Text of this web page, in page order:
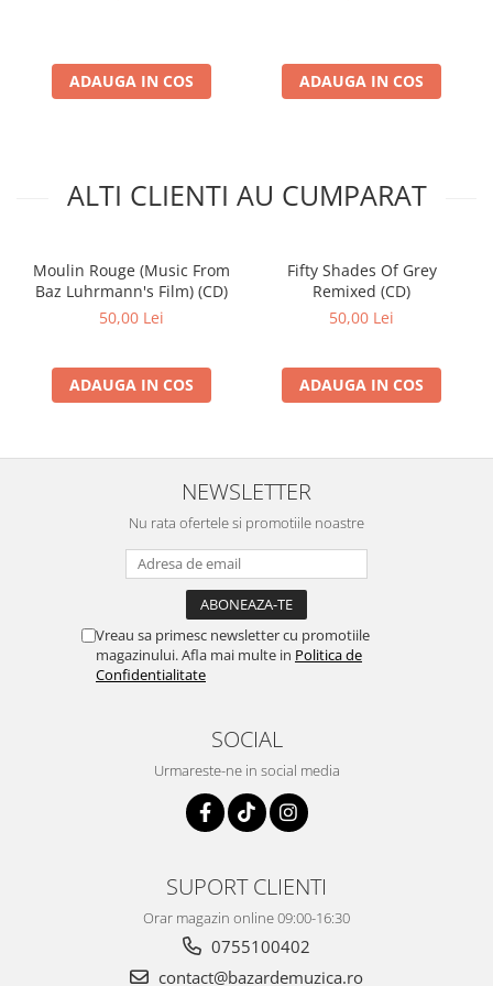
ADAUGA IN COS ADAUGA IN COS
ALTI CLIENTI AU CUMPARAT
Moulin Rouge (Music From
Baz Luhrmann's Film) (CD)
50,00 Lei
ADAUGA IN COS
Fifty Shades Of Grey
Remixed (CD)
50,00 Lei
ADAUGA IN COS
NEWSLETTER
Nu rata ofertele si promotiile noastre
Vreau sa primesc newsletter cu promotiile
magazinului. Afla mai multe in Politica de
Confidentialitate
SOCIAL
Urmareste-ne in social media
SUPORT CLIENTI
Orar magazin online 09:00-16:30
0755100402
contact@bazardemuzica.ro